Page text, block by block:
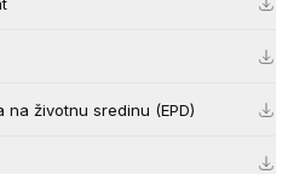
životnu sredinu (EPD)